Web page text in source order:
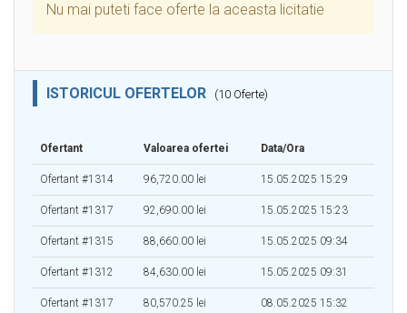
Nu mai puteti face oferte la aceasta licitatie
ISTORICUL OFERTELOR (10 Oferte)
Ofertant Valoarea ofertei Data/Ora
Ofertant #1314 96,720.00 lei 15.05.2025 15:29
Ofertant #1317 92,690.00 lei 15.05.2025 15:23
Ofertant #1315 88,660.00 lei 15.05.2025 09:34
Ofertant #1312 84,630.00 lei 15.05.2025 09:31
Ofertant #1317 80,570.25 lei 08.05.2025 15:32